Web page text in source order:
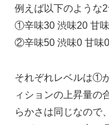
例えば以下のような
①辛味30 渋味20 甘
②辛味50 渋味0 甘味
それぞれレベルは①
ィションの上昇量
らかさは同じなので